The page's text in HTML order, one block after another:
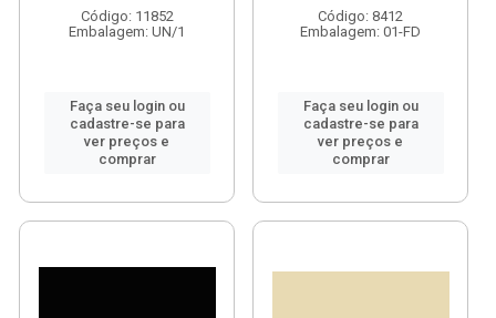
Código: 11852
Embalagem: UN/1
Faça seu login ou
cadastre-se para
ver preços e
comprar
Código: 8412
Embalagem: 01-FD
Faça seu login ou
cadastre-se para
ver preços e
comprar